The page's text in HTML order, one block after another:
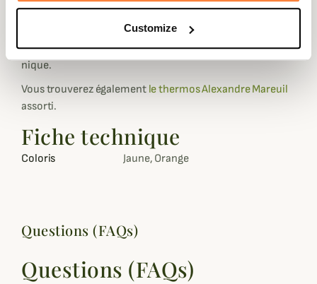
Customize
première qualité et sont fabriqués en France.
L'étui gobelets Alexandre Mareuil est disponible en cuir
de différentes couleurs afin d'égayer votre panier pique-
nique.
Vous trouverez également le thermos Alexandre Mareuil
assorti.
Fiche technique
Coloris Jaune, Orange
Questions (FAQs)
Questions (FAQs)